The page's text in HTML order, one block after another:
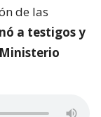
de las
a testigos y